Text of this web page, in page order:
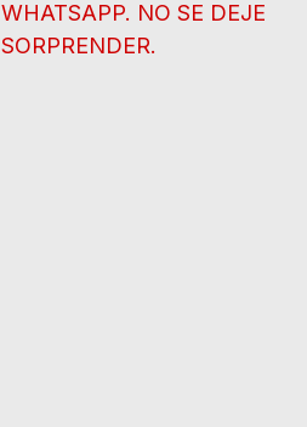
WHATSAPP. NO SE DEJE
SORPRENDER.